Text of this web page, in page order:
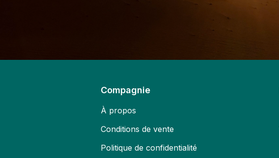
Compagnie
À propos
Conditions de vente
Politique de confidentialité